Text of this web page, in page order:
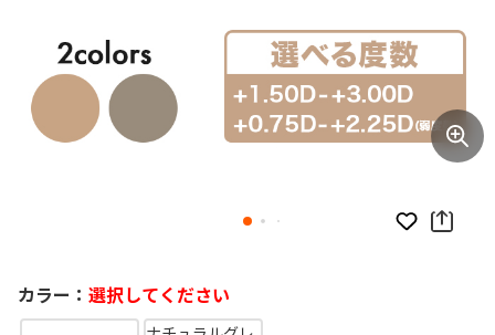
お気に入り
カラー： 選択してください